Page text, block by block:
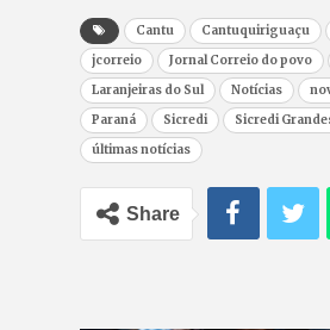
Cantu Cantuquiriguaçu
jcorreio
Jornal Correio do povo
Laranjeiras do Sul
Notícias
Paraná
Sicredi
Sicredi
últimas notícias
Share